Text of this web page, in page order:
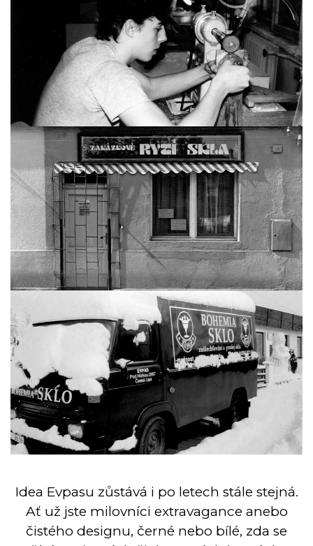
Idea Evpasu zůstává i po letech stále stejná.
Ať už jste milovníci extravagance anebo
čistého designu, černé nebo bílé, zda se